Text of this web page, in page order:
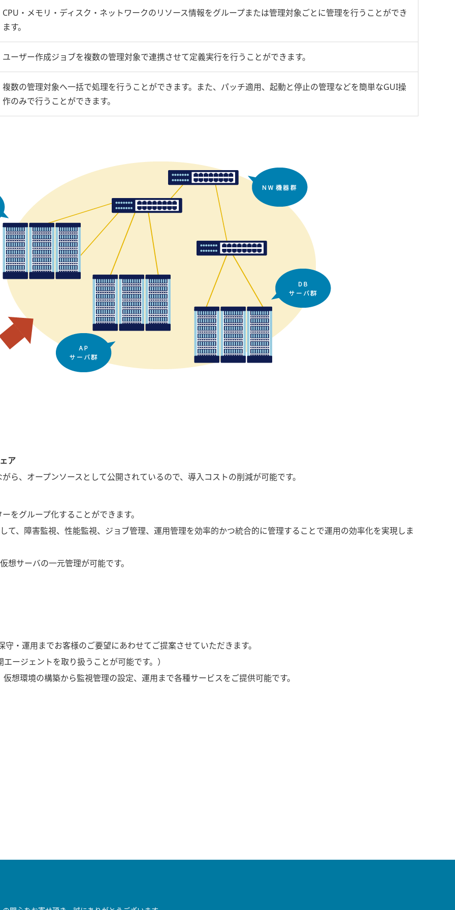
CPU・メモリ・ディスク・ネットワークのリソース情報をグループまたは管理対象ごとに管理を行うことができ
ます。
ユーザー作成ジョブを複数の管理対象で連携させて定義実行を行うことができます。
複数の管理対象へ一括で処理を行うことができます。また、パッチ適用、起動と停止の管理などを簡単なGUI操
作のみで行うことができます。
ア
、オープンソースとして公開されているので、導入コストの削減が可能です。
をグループ化することができます。
て、障害監視、性能監視、ジョブ管理、運用管理を効率的かつ統合的に管理することで運用の効率化を実現しま
サーバの一元管理が可能です。
・運用までお客様のご要望にあわせてご提案させていただきます。
ージェントを取り扱うことが可能です。）
想環境の構築から監視管理の設定、運用まで各種サービスをご提供可能です。